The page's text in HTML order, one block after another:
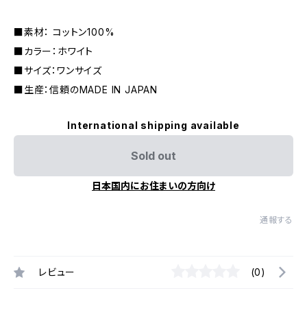
■素材： コットン100%
■カラー：ホワイト
■サイズ：ワンサイズ
■生産：信頼のMADE IN JAPAN
International shipping available
Sold out
日本国内にお住まいの方向け
通報する
レビュー (0)